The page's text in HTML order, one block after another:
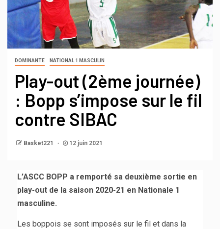
DOMINANTE NATIONAL 1 MASCULIN
Play-out (2ème journée)
: Bopp s’impose sur le fil
contre SIBAC
Basket221 12 juin 2021
L’ASCC BOPP a remporté sa deuxième sortie en
play-out de la saison 2020-21 en Nationale 1
masculine.
Les boppois se sont imposés sur le fil et dans la